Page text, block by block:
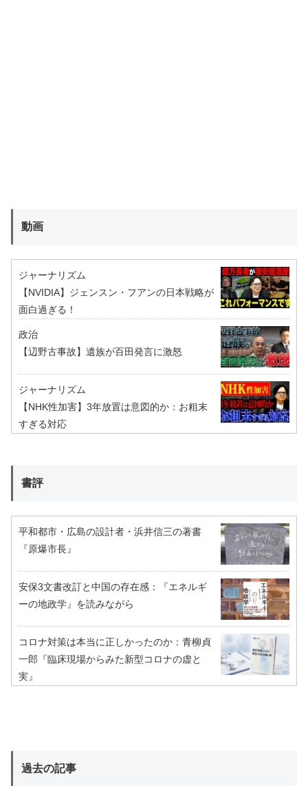
動画
ジャーナリズム
【NVIDIA】ジェンスン・フアンの日本戦略が
面白過ぎる！
政治
【辺野古事故】遺族が百田発言に激怒
ジャーナリズム
【NHK性加害】3年放置は意図的か：お粗末
すぎる対応
書評
平和都市・広島の設計者・浜井信三の著書
『原爆市長』
安保3文書改訂と中国の存在感：『エネルギ
ーの地政学』を読みながら
コロナ対策は本当に正しかったのか：青柳貞
一郎『臨床現場からみた新型コロナの虚と
実』
過去の記事